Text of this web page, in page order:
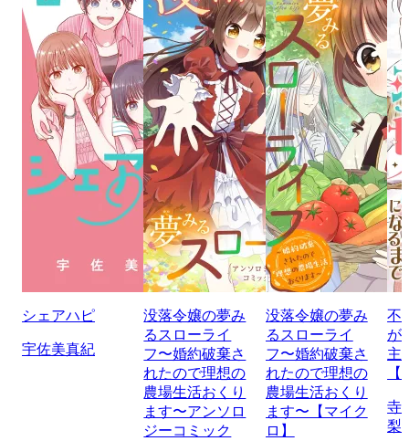
シェアハピ
宇佐美真紀
没落令嬢の夢み
るスローライ
フ〜婚約破棄さ
れたので理想の
農場生活おくり
ます〜アンソロ
ジーコミック
没落令嬢の夢み
るスローライ
フ〜婚約破棄さ
れたので理想の
農場生活おくり
ます〜【マイク
ロ】
不
が
主
寺
梨